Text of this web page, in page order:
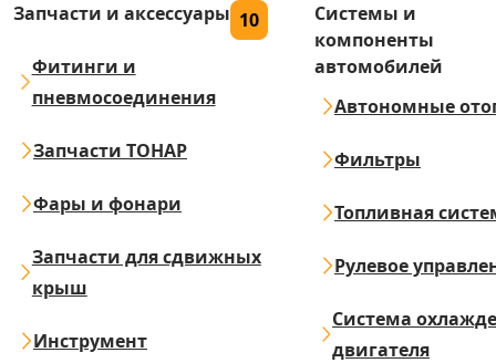
Запчасти и аксессуары 10
Фитинги и
пневмосоединения
Запчасти ТОНАР
Фары и фонари
Запчасти для сдвижных
крыш
Инструмент
Системы и
компоненты
автомобилей
Автономные
Фильтры
Топливная
Рулевое
Система
двигателя